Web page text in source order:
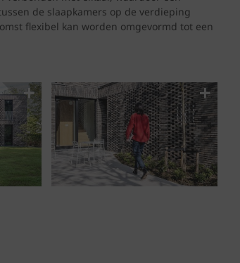
de slaapkamers op de verdieping
flexibel kan worden omgevormd tot een